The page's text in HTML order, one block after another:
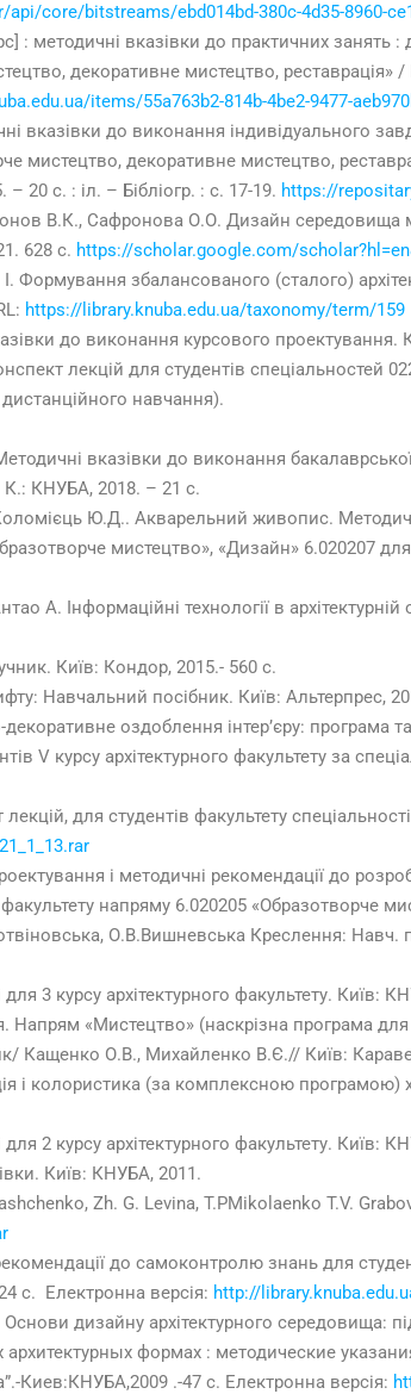
core/bitstreams/ebd014bd-380c-4d35-8960-
: методичні вказівки до практичних занять
декоративне мистецтво, реставрація»
items/55a763b2-814b-4be2-9477-
вказівки до виконання індивідуального
мистецтво, декоративне мистецтво,
с. : іл. – Бібліогр. : с. 17-19. https://
В.К., Сафронова О.О. Дизайн середовища
628 с. https://scholar.google.com/
збалансованого (сталого)
https://library.knuba.edu.ua/taxonomy/term/159
до виконання курсового проектування.
лекцій для студентів спеціальностей
навчання).
вказівки до виконання
– К.: КНУБА, 2018. – 21 с.
Ю.Д.. Акварельний живопис.
мистецтво», «Дизайн» 6.020207
А. Iнформаційні технології в архітектурній
Київ: Кондор, 2015.- 560 с.
Навчальний посібник. Київ: Альтерпрес,
оздоблення інтер’єру: програма
V курсу архітектурного факультету за
для студентів факультету
і методичні рекомендації до
факультету напряму 6.020205 «Образотворче
О.В.Вишневська Креслення: Навч.
3 курсу архітектурного факультету. Київ:
«Мистецтво» (наскрізна програма для
Кащенко О.В., Михайленко В.Є.// Київ:
колористика (за комплексною програмою)
2 курсу архітектурного факультету. Київ:
Київ: КНУБА, 2011.
Zh. G. Levina, T.PMikolaenko T.V.
до самоконтролю знань для
с. Електронна версія: http://
дизайну архітектурного середовища:
формах : методические
Киев:КНУБА,2009 .-47 с. Електронна версія: